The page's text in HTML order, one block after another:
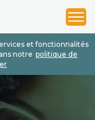
et fonctionnalités
notre politique de
1
2
3